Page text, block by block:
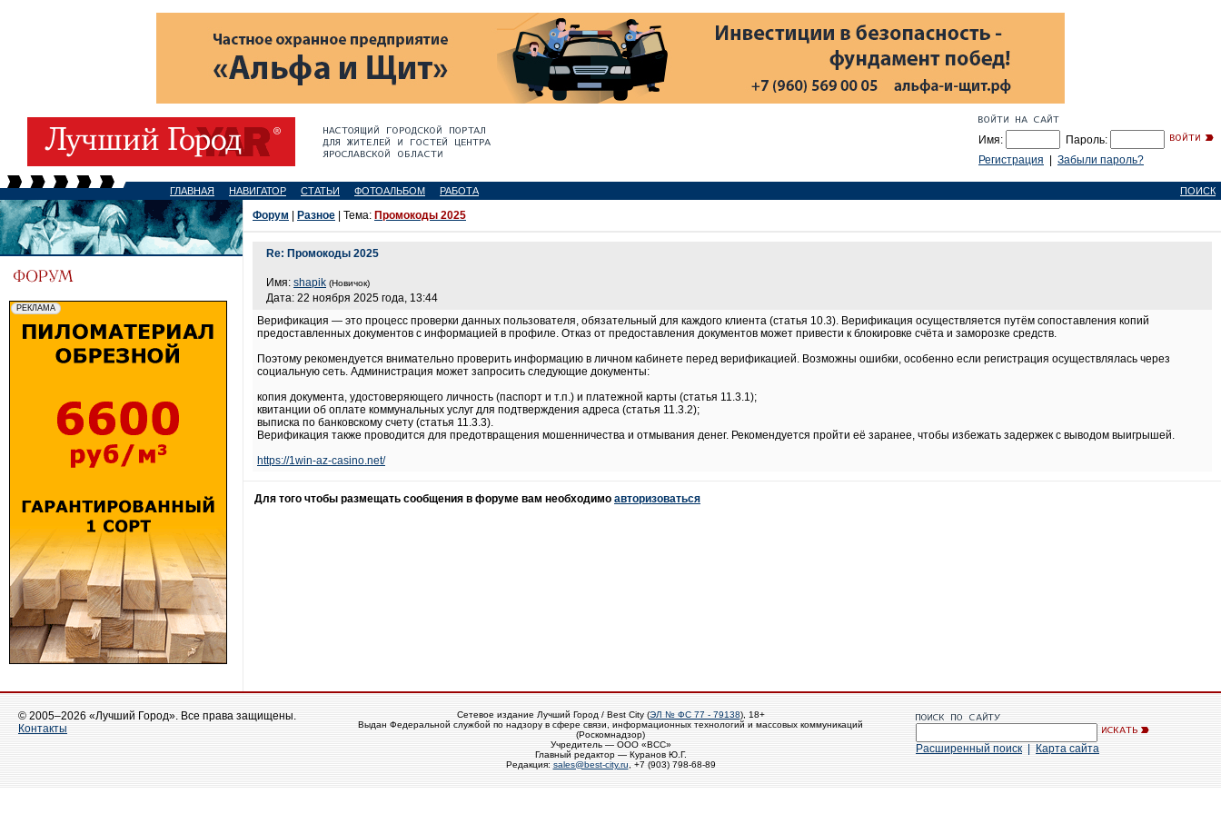
Имя:
Пароль:
Регистрация
Забыли пароль?
ГЛАВНАЯ НАВИГАТОР СТАТЬИ ФОТОАЛЬБОМ РАБОТА ПОИСК
Форум Разное | Тема: Промокоды 2025
Re: Промокоды 2025
Имя: shapik (Новичок)
Дата: 22 ноября 2025 года, 13:44
Верификация — это процесс проверки данных пользователя, обязательный для каждого клиента (статья 10.3). Верификация осуществляется путём сопоставления копий
предоставленных документов с информацией в профиле. Отказ от предоставления документов может привести к блокировке счёта и заморозке средств.
Поэтому рекомендуется внимательно проверить информацию в личном кабинете перед верификацией. Возможны ошибки, особенно если регистрация осуществлялась через
социальную сеть. Администрация может запросить следующие документы:
копия документа, удостоверяющего личность (паспорт и т.п.) и платежной карты (статья 11.3.1);
квитанции об оплате коммунальных услуг для подтверждения адреса (статья 11.3.2);
выписка по банковскому счету (статья 11.3.3).
Верификация также проводится для предотвращения мошенничества и отмывания денег. Рекомендуется пройти её заранее, чтобы избежать задержек с выводом выигрышей.
https://1win-az-casino.net/
Для того чтобы размещать сообщения в форуме вам необходимо авторизоваться
© 2005–2026 «Лучший Город». Все права защищены.
Контакты
Сетевое издание Лучший Город / Best City (ЭЛ № ФС 77 - 79138), 18+
Выдан Федеральной службой по надзору в сфере связи, информационных технологий и массовых коммуникаций
(Роскомнадзор)
Учредитель — ООО «ВСС»
Главный редактор — Куранов Ю.Г.
Редакция: sales@best-city.ru , +7 (903) 798-68-89
Расширенный поиск Карта сайта